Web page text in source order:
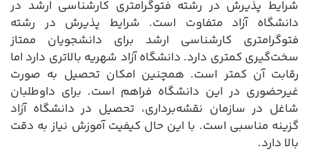
شرایط پذیرش در رشته فتوگرامتری کارشناسی ارشد در
دانشگاه آزاد متفاوت است. شرایط پذیرش در رشته
فتوگرامتری کارشناسی ارشد برای دانشجویان ممتاز
سخت‌گیری کمتری دارد. دانشگاه آزاد شهریه بالاتری دارد اما
رقابت آن کمتر است. همچنین امکان تحصیل به صورت
غیرحضوری در این دانشگاه فراهم است. برای داوطلبان
شاغل در سازمان نقشه‌برداری، تحصیل در دانشگاه آزاد
گزینه مناسبی است. با این حال کیفیت آموزش نیاز به دقت
بالا دارد.